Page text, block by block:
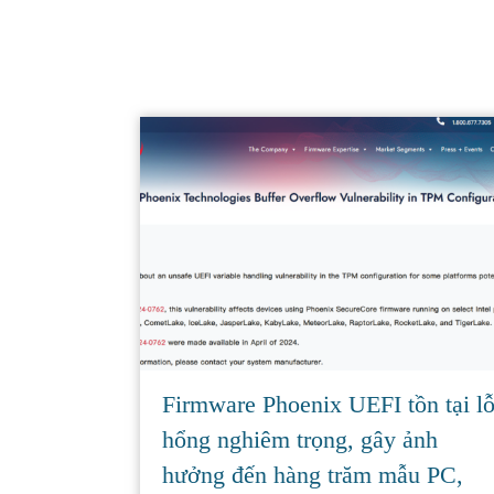
Firmware Phoenix UEFI tồn tại lỗ
hổng nghiêm trọng, gây ảnh
hưởng đến hàng trăm mẫu PC,